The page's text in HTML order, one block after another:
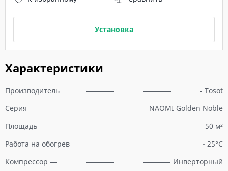
Характеристики
Производитель
Tosot
Серия
NAOMI Golden Noble
Площадь
50 м²
Работа на обогрев
- 25°C
Компрессор
Инверторный
Установка